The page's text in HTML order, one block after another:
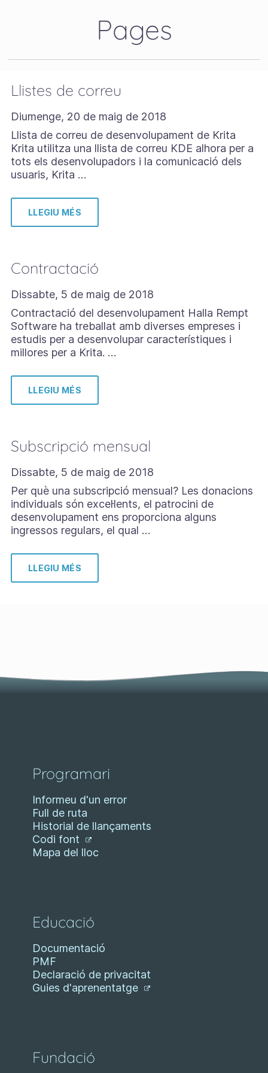
Pages
Llistes de correu
Diumenge, 20 de maig de 2018
Llista de correu de desenvolupament de Krita
Krita utilitza una llista de correu KDE alhora per a
tots els desenvolupadors i la comunicació dels
usuaris, Krita …
LLEGIU MÉS
Contractació
Dissabte, 5 de maig de 2018
Contractació del desenvolupament Halla Rempt
Software ha treballat amb diverses empreses i
estudis per a desenvolupar característiques i
millores per a Krita. …
LLEGIU MÉS
Subscripció mensual
Dissabte, 5 de maig de 2018
Per què una subscripció mensual? Les donacions
individuals són excel·lents, el patrocini de
desenvolupament ens proporciona alguns
ingressos regulars, el qual …
LLEGIU MÉS
Programari
Informeu d'un error
Full de ruta
Historial de llançaments
Codi font
Mapa del lloc
Educació
Documentació
PMF
Declaració de privacitat
Guies d'aprenentatge
Fundació